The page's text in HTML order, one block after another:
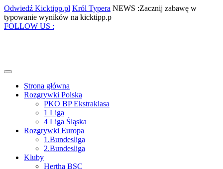
Skip
to
content
Odwiedź Kicktipp.pl Odwiedź
Kicktipp.pl
Król Typera Król
Typera
NEWS :Zacznij zabawę w
typowanie wyników na kicktipp.pZacznij
FOLLOW US :
Open
Strona główna
Rozgrywki Polska
PKO BP Ekstraklasa
1 Liga
4 Liga Śląska
Rozgrywki Europa
1.Bundesliga
2.Bundesliga
Kluby
Hertha BSC